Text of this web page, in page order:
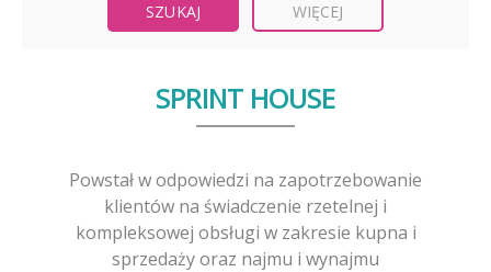
WIĘCEJ
SPRINT HOUSE
Powstał w odpowiedzi na zapotrzebowanie
klientów na świadczenie rzetelnej i
kompleksowej obsługi w zakresie kupna i
sprzedaży oraz najmu i wynajmu